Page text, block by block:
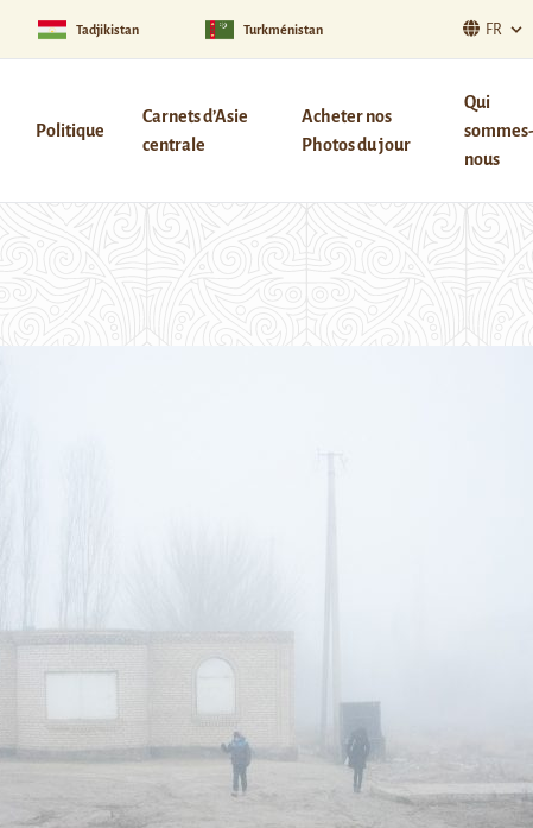
Tadjikistan Turkménistan FR
Politique
Carnets d’Asie
centrale
Acheter nos
Photos du jour
Qui
sommes-
nous